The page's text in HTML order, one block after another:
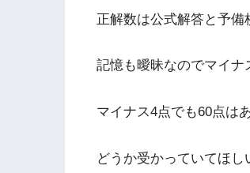
正解数は公式解答と予備
記憶も曖昧なのでマイ
マイナス4点でも60点は
どうか受かっていてほ